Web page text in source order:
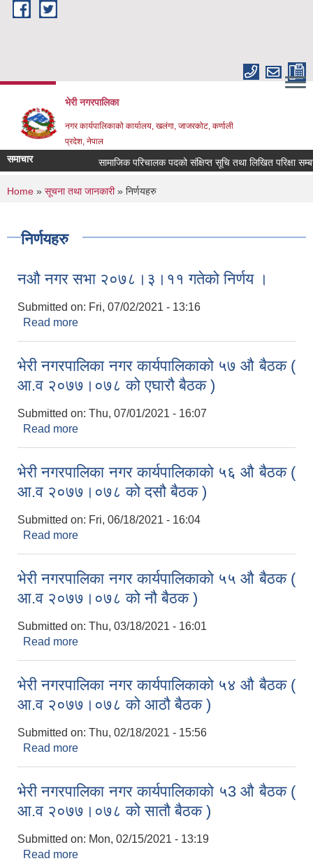
Skip to main content
भेरी नगरपालिका
नगर कार्यपालिकाको कार्यालय, खलंगा, जाजरकोट, कर्णाली
प्रदेश, नेपाल
समाचार सामाजिक परिचालक पदको संक्षिप्त सूचि तथा लिखित परिक्षा सम्बन्धमा ।
You are here
Home » सूचना तथा जानकारी» निर्णयहरु
निर्णयहरु
नऔ नगर सभा २०७८।३।११ गतेको निर्णय ।
Submitted on: Fri, 07/02/2021 - 13:16
Read more
भेरी नगरपालिका नगर कार्यपालिकाको ५७ औ बैठक (
आ.व २०७७।०७८ को एघारौ बैठक )
Submitted on: Thu, 07/01/2021 - 16:07
Read more
भेरी नगरपालिका नगर कार्यपालिकाको ५६ औ बैठक (
आ.व २०७७।०७८ को दसौ बैठक )
Submitted on: Fri, 06/18/2021 - 16:04
Read more
भेरी नगरपालिका नगर कार्यपालिकाको ५५ औ बैठक (
आ.व २०७७।०७८ को नौ बैठक )
Submitted on: Thu, 03/18/2021 - 16:01
Read more
भेरी नगरपालिका नगर कार्यपालिकाको ५४ औ बैठक (
आ.व २०७७।०७८ को आठौ बैठक )
Submitted on: Thu, 02/18/2021 - 15:56
Read more
भेरी नगरपालिका नगर कार्यपालिकाको ५3 औ बैठक (
आ.व २०७७।०७८ को सातौ बैठक )
Submitted on: Mon, 02/15/2021 - 13:19
Read more